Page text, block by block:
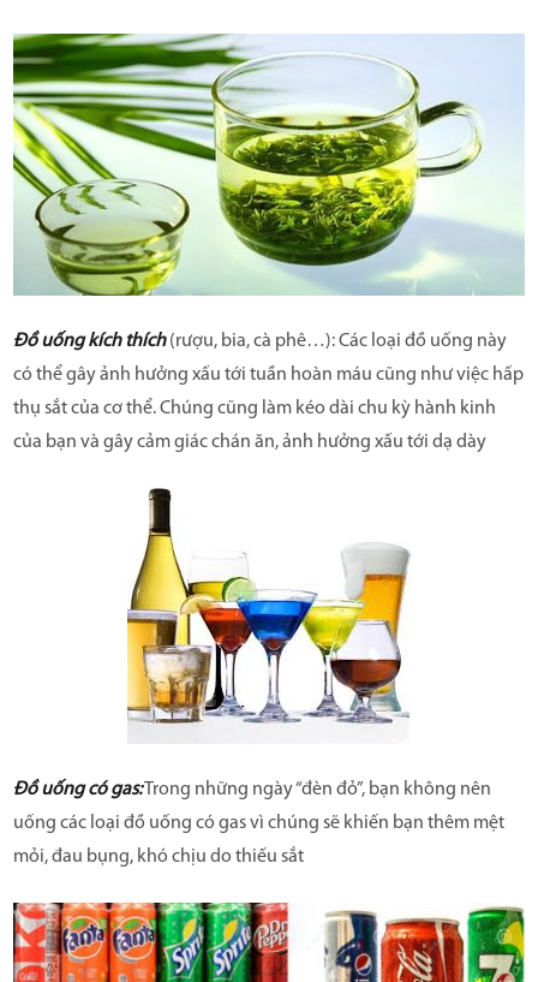
Đồ uống kích thích(rượu, bia, cà phê…): Các loại đồ uống này
có thể gây ảnh hưởng xấu tới tuần hoàn máu cũng như việc hấp
thụ sắt của cơ thể. Chúng cũng làm kéo dài chu kỳ hành kinh
của bạn và gây cảm giác chán ăn, ảnh hưởng xấu tới dạ dày
Đồ uống có gas:Trong những ngày “đèn đỏ”, bạn không nên
uống các loại đồ uống có gas vì chúng sẽ khiến bạn thêm mệt
mỏi, đau bụng, khó chịu do thiếu sắt